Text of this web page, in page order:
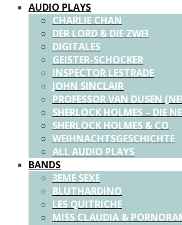
AUDIO PLAYS
CHARLIE CHAN
DER LORD & DIE ZWEI
DIGITALES
GEISTER-SCHOCKER
INSPECTOR LESTRADE
JOHN SINCLAIR
PROFESSOR VAN DUSEN
SHERLOCK HOLMES – DIE
SHERLOCK HOLMES & CO
WEIHNACHTSGESCHICHTE
ALL AUDIO PLAYS
BANDS
3EME SEXE
BLUTHARDINO
LES QUITRICHE
MISS CLAUDIA &